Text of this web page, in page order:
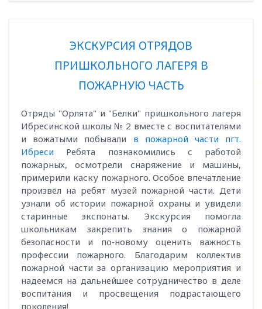
ЭКСКУРСИЯ ОТРЯДОВ
ПРИШКОЛЬНОГО ЛАГЕРЯ В
ПОЖАРНУЮ ЧАСТЬ
Отряды "Орлята" и "Белки" пришкольного лагеря
Ибресинской школы № 2 вместе с воспитателями
и вожатыми побывали в пожарной части пгт.
Ибреси Ребята познакомились с работой
пожарных, осмотрели снаряжение и машины,
примерили каску пожарного. Особое впечатление
произвёл на ребят музей пожарной части. Дети
узнали об истории пожарной охраны и увидели
старинные экспонаты. Экскурсия помогла
школьникам закрепить знания о пожарной
безопасности и по‑новому оценить важность
профессии пожарного. Благодарим коллектив
пожарной части за организацию мероприятия и
надеемся на дальнейшее сотрудничество в деле
воспитания и просвещения подрастающего
поколения!